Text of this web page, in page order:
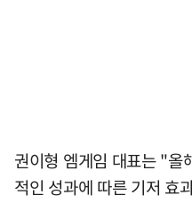
권이형 엠게임 대표는 "올
적인 성과에 따른 기저 효